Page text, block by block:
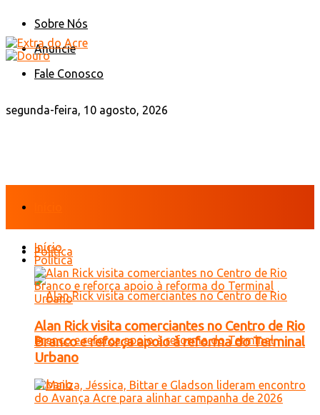
Sobre Nós
Anuncie
Fale Conosco
segunda-feira, 10 agosto, 2026
Política
Início
Política
Alan Rick visita comerciantes no Centro de Rio
Branco e reforça apoio à reforma do Terminal
Urbano